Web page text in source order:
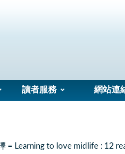
讀者服務 網站連
= Learning to love midlife : 12